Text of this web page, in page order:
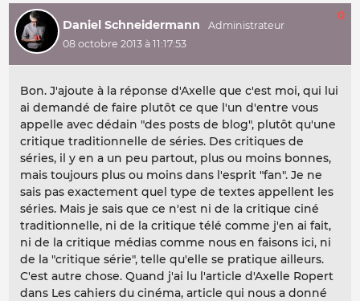
Daniel Schneidermann
08 octobre 2013 à 11:17:53
0
Bon. J'ajoute à la réponse d'Axelle que c'est moi, qui lui
ai demandé de faire plutôt ce que l'un d'entre vous
appelle avec dédain "des posts de blog", plutôt qu'une
critique traditionnelle de séries. Des critiques de
séries, il y en a un peu partout, plus ou moins bonnes,
mais toujours plus ou moins dans l'esprit "fan". Je ne
sais pas exactement quel type de textes appellent les
séries. Mais je sais que ce n'est ni de la critique ciné
traditionnelle, ni de la critique télé comme j'en ai fait,
ni de la critique médias comme nous en faisons ici, ni
de la "critique série", telle qu'elle se pratique ailleurs.
C'est autre chose. Quand j'ai lu l'article d'Axelle Ropert
dans Les cahiers du cinéma, article qui nous a donné